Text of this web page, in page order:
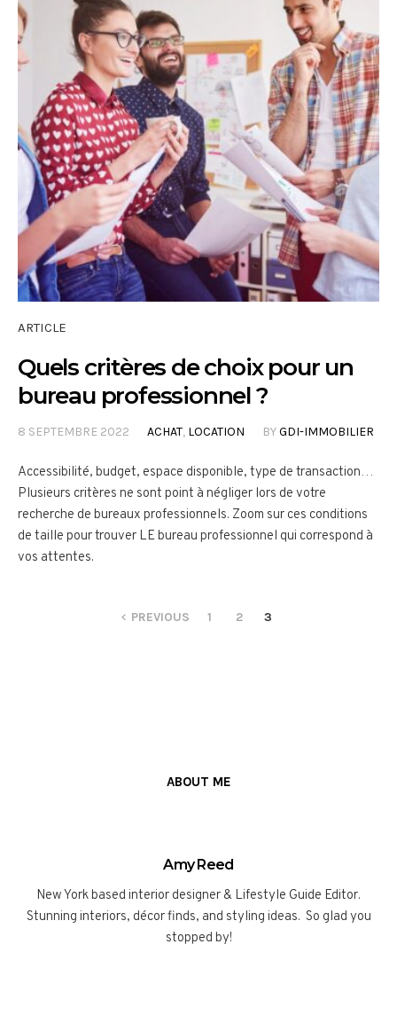
ARTICLE
Quels critères de choix pour un
bureau professionnel ?
8 SEPTEMBRE 2022 ACHAT, LOCATION BYGDI-IMMOBILIER
Accessibilité, budget, espace disponible, type de transaction…
Plusieurs critères ne sont point à négliger lors de votre
recherche de bureaux professionnels. Zoom sur ces conditions
de taille pour trouver LE bureau professionnel qui correspond à
vos attentes.
PREVIOUS 1 2 3
ABOUT ME
Amy Reed
New York based interior designer & Lifestyle Guide Editor.
Stunning interiors, décor finds, and styling ideas. So glad you
stopped by!